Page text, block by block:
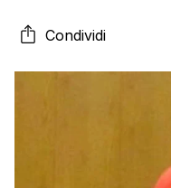
Condividi